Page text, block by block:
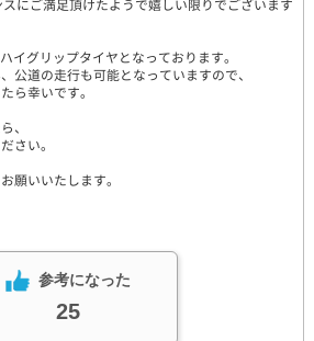
にご満足頂けたようで嬉しい限りでございます
イグリップタイヤとなっております。
公道の走行も可能となっていますので、
ら幸いです。
、
さい。
願いいたします。
参考になった
25